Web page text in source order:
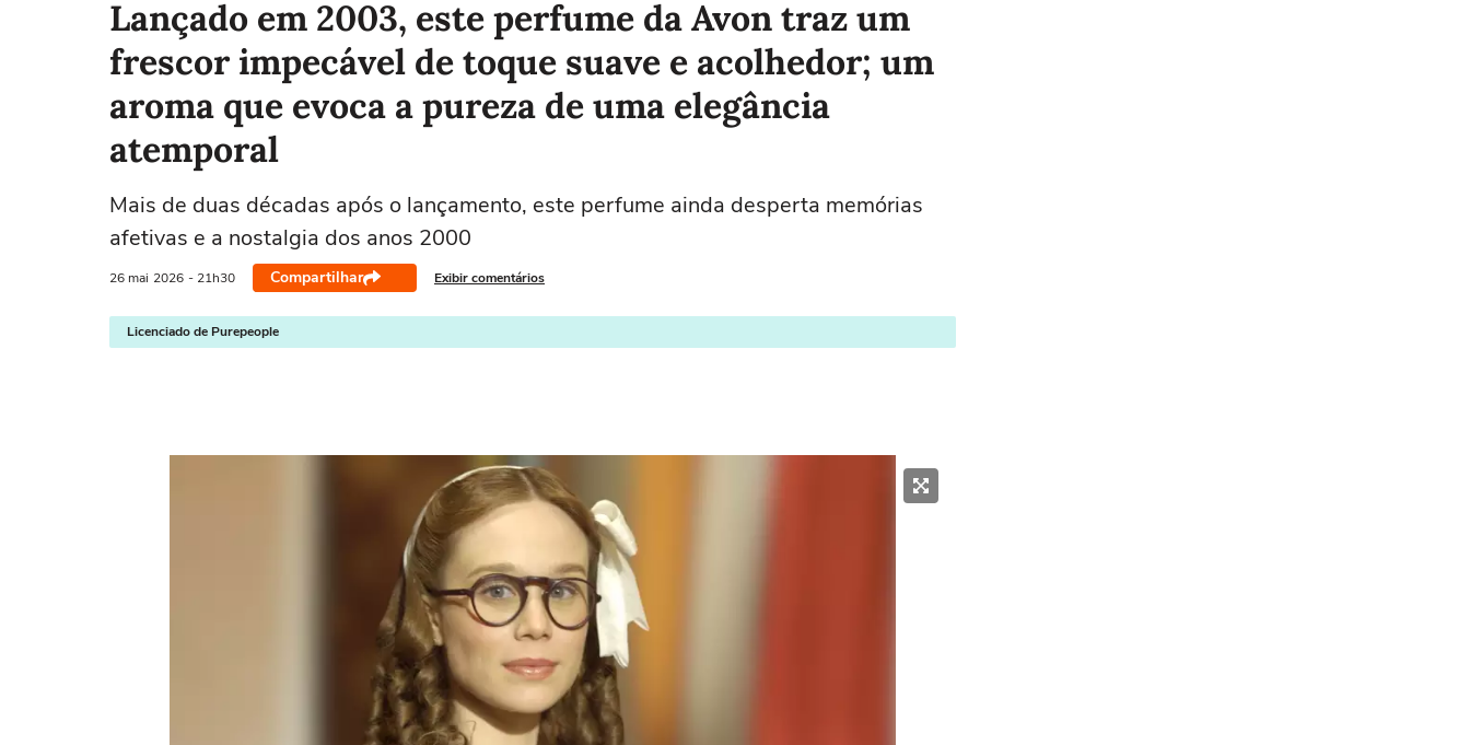
Lançado em 2003, este perfume da Avon traz um
frescor impecável de toque suave e acolhedor; um
aroma que evoca a pureza de uma elegância
atemporal
Mais de duas décadas após o lançamento, este perfume ainda desperta memórias
afetivas e a nostalgia dos anos 2000
26 mai 2026 - 21h30 Compartilhar Exibir comentários
Licenciado de Purepeople